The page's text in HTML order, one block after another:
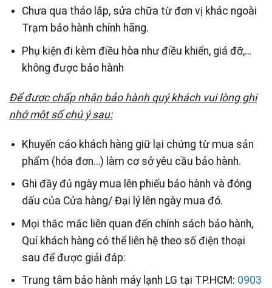
Chưa qua tháo lắp, sửa chữa từ đơn vị khác ngoài
Trạm bảo hành chính hãng.
Phụ kiện đi kèm điều hòa như điều khiển, giá đỡ,…
không được bảo hành
Để được chấp nhận bảo hành quý khách vui lòng ghi
nhớ một số chú ý sau:
Khuyến cáo khách hàng giữ lại chứng từ mua sản
phẩm (hóa đơn…) làm cơ sở yêu cầu bảo hành.
Ghi đầy đủ ngày mua lên phiếu bảo hành và đóng
dấu của Cửa hàng/ Đại lý lên ngày mua đó.
Mọi thắc mắc liên quan đến chính sách bảo hành,
Quí khách hàng có thể liên hệ theo số điện thoại
sau để được giải đáp:
Trung tâm bảo hành máy lạnh LG tại TP.HCM: 0903